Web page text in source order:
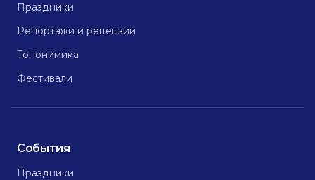
Праздники
Репортажи и рецензии
Топонимика
Фестивали
События
Праздники